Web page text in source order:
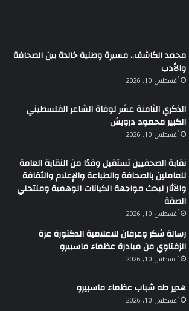
محمد الكاشف.. مسيرة وطنية خالدة بين الصحافة
والأدب
أغسطس 10, 2026
الذكري الثامنة عشر لوفاة الشاعر الفلسطيني
الكبير محمود درويش
أغسطس 10, 2026
نقابة الصحفيين تستقبل وفدًا من النقابة العامة
للعاملين بالصحافة والطباعة والإعلام والثقافة
والآثار لبحث مواجهة الكيانات الوهمية ومنتحلي
الصفة
أغسطس 10, 2026
رسالة شكر وعرفان للاعلامية الدكتورة عزة
الزفتاوي من مبادرة عظماء ماسبيرو
أغسطس 10, 2026
هدير طه شباب عظماء ماسبيرو
أغسطس 10, 2026